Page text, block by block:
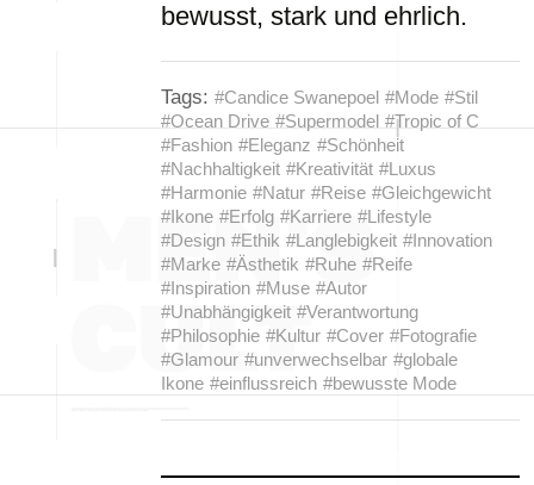
bewusst, stark und ehrlich.
Tags: #Candice Swanepoel #Mode #Stil
#Ocean Drive #Supermodel #Tropic of C
#Fashion #Eleganz #Schönheit
#Nachhaltigkeit #Kreativität #Luxus
#Harmonie #Natur #Reise #Gleichgewicht
#Ikone #Erfolg #Karriere #Lifestyle
#Design #Ethik #Langlebigkeit #Innovation
#Marke #Ästhetik #Ruhe #Reife
#Inspiration #Muse #Autor
#Unabhängigkeit #Verantwortung
#Philosophie #Kultur #Cover #Fotografie
#Glamour #unverwechselbar #globale
Ikone #einflussreich #bewusste Mode